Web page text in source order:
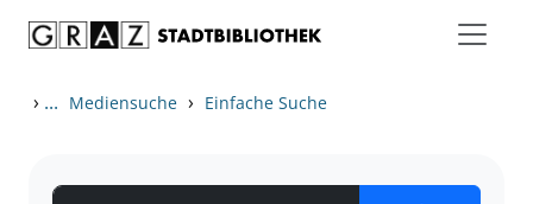
› ... Mediensuche › Einfache Suche